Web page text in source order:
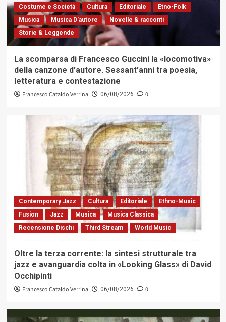
Costume e Società Cultura Editoriale
Etno-Folk
Musica
Musica D'autore
Novelle & racconti
Storie & Leggende
La scomparsa di Francesco Guccini la «locomotiva»
della canzone d’autore. Sessant’anni tra poesia,
letteratura e contestazione
Francesco Cataldo Verrina 06/08/2026 0
Contemporary Jazz Cultura Editoriale
Ethno-Music
Fusion
Jazz Musica
Musica Classica
Recensione Dischi
Third Stream World Music
Oltre la terza corrente: la sintesi strutturale tra
jazz e avanguardia colta in «Looking Glass» di David
Occhipinti
Francesco Cataldo Verrina 06/08/2026 0